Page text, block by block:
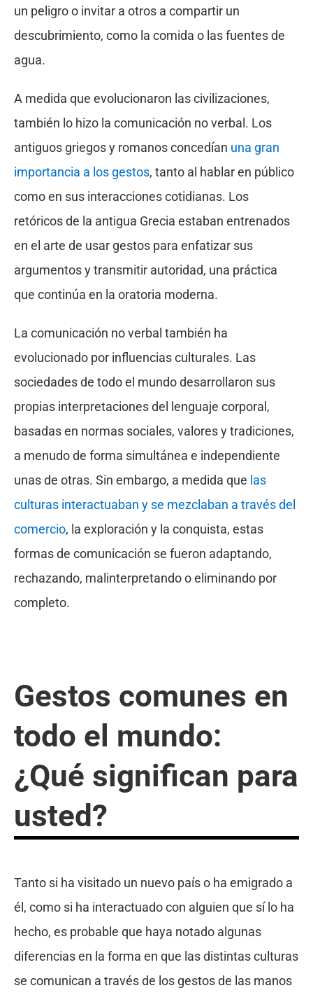
un peligro o invitar a otros a compartir un
descubrimiento, como la comida o las fuentes de
agua.
A medida que evolucionaron las civilizaciones,
también lo hizo la comunicación no verbal. Los
antiguos griegos y romanos concedían una gran
importancia a los gestos, tanto al hablar en público
como en sus interacciones cotidianas. Los
retóricos de la antigua Grecia estaban entrenados
en el arte de usar gestos para enfatizar sus
argumentos y transmitir autoridad, una práctica
que continúa en la oratoria moderna.
La comunicación no verbal también ha
evolucionado por influencias culturales. Las
sociedades de todo el mundo desarrollaron sus
propias interpretaciones del lenguaje corporal,
basadas en normas sociales, valores y tradiciones,
a menudo de forma simultánea e independiente
unas de otras. Sin embargo, a medida que las
culturas interactuaban y se mezclaban a través del
comercio, la exploración y la conquista, estas
formas de comunicación se fueron adaptando,
rechazando, malinterpretando o eliminando por
completo.
Gestos comunes en
todo el mundo:
¿Qué significan para
usted?
Tanto si ha visitado un nuevo país o ha emigrado a
él, como si ha interactuado con alguien que sí lo ha
hecho, es probable que haya notado algunas
diferencias en la forma en que las distintas culturas
se comunican a través de los gestos de las manos